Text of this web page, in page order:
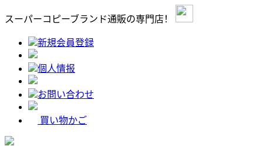
スーパーコピーブランド通販の専門店！
新規会員登録
個人情报
お問い合わせ
買い物かご